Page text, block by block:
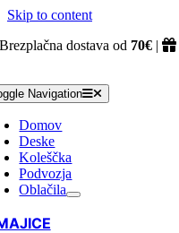
Skip to content
dostava od 70€ |
Navigation
Domov
Deske
Koleščka
Podvozja
Oblačila